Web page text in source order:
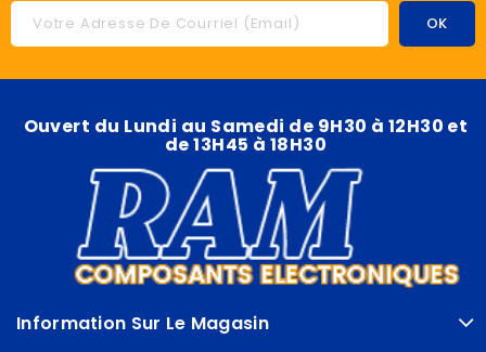
Ouvert du Lundi au Samedi de 9H30 à 12H30 et
de 13H45 à 18H30
Information Sur Le Magasin